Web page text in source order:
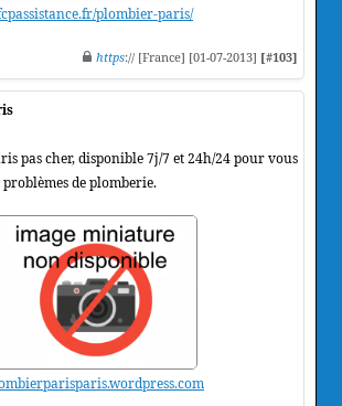
plombier-paris/
https:// [France] [01-07-2013] [#103]
pas cher, disponible 7j/7 et 24h/24 pour vous
de plomberie.